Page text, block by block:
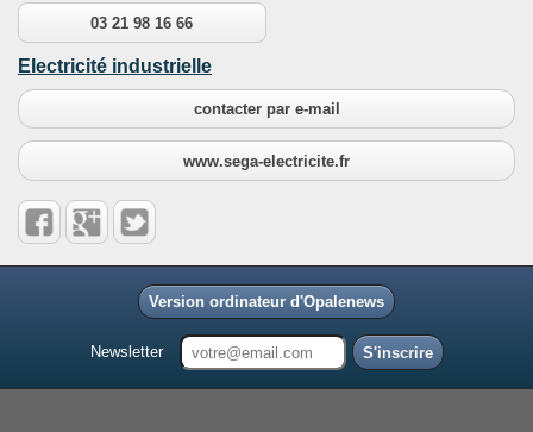
03 21 98 16 66
Electricité industrielle
contacter par e-mail
www.sega-electricite.fr
Version ordinateur d'Opalenews
Newsletter S'inscrire